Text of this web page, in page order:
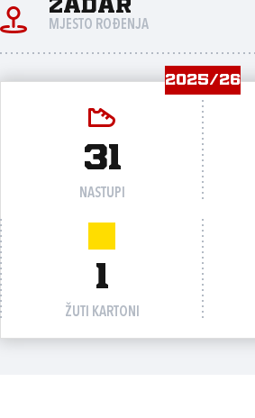
Zadar
MJESTO ROĐENJA
2025/26
31
NASTUPI
1
ŽUTI KARTONI